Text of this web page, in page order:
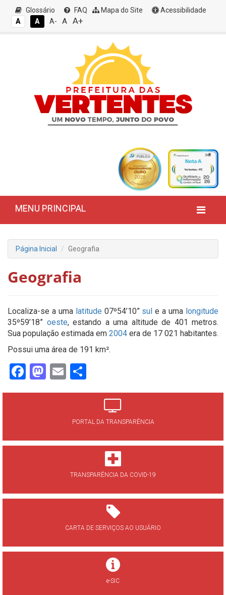
Glossário FAQ Mapa do Site
Acessibilidade
A
A A- A A+
MENU PRINCIPAL
Página Inicial Geografia
Geografia
Localiza-se a uma latitude 07º54’10” sul e a uma longitude
35º59’18” oeste, estando a uma altitude de 401 metros.
Sua população estimada em 2004 era de 17 021 habitantes.
Possui uma área de 191 km².
Facebook
Mastodon
Email
PORTAL DA TRANSPARÊNCIA
TRANSPARÊNCIA DA COVID-19
CARTA DE SERVIÇOS AO USUÁRIO
e-SIC